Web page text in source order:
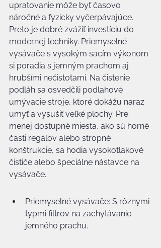
upratovanie môže byť časovo
náročné a fyzicky vyčerpávajúce.
Preto je dobré zvážiť investíciu do
modernej techniky. Priemyselné
vysávače s vysokým sacím výkonom
si poradia s jemným prachom aj
hrubšími nečistotami. Na čistenie
podláh sa osvedčili podlahové
umývacie stroje, ktoré dokážu naraz
umyť a vysušiť veľké plochy. Pre
menej dostupné miesta, ako sú horné
časti regálov alebo stropné
konštrukcie, sa hodia vysokotlakové
čističe alebo špeciálne nástavce na
vysávače.
Priemyselné vysávače: S rôznymi
typmi filtrov na zachytávanie
jemného prachu.